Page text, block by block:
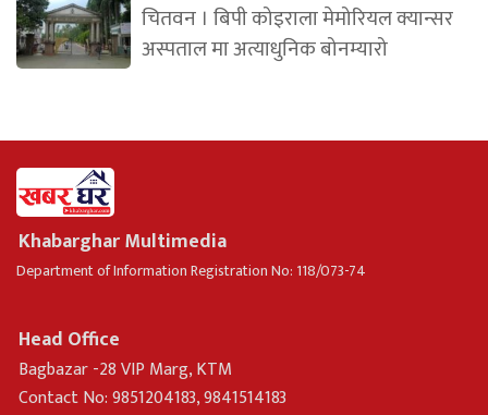
चितवन । बिपी कोइराला मेमोरियल क्यान्सर
अस्पताल मा अत्याधुनिक बोनम्यारो
Khabarghar Multimedia
Department of Information Registration No: 118/073-74
Head Office
Bagbazar -28 VIP Marg, KTM
Contact No: 9851204183, 9841514183